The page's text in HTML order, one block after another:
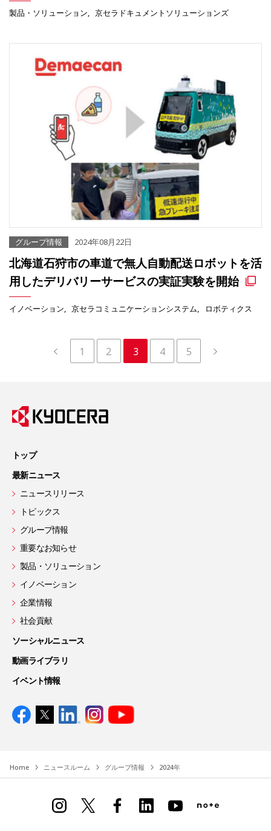
製品・ソリューション 京セラドキュメントソリューションズ
グループ情報 2024年08月22日
北海道石狩市の車道で無人自動配送ロボットを活
用したデリバリーサービスの実証実験を開始
イノベーション 京セラコミュニケーションシステム ロボティクス
1 2 3 4 5
トップ
最新ニュース
ニュースリリース
トピックス
グループ情報
重要なお知らせ
製品・ソリューション
イノベーション
企業情報
社会貢献
ソーシャルニュース
動画ライブラリ
イベント情報
Home ニュースルーム グループ情報 2024年